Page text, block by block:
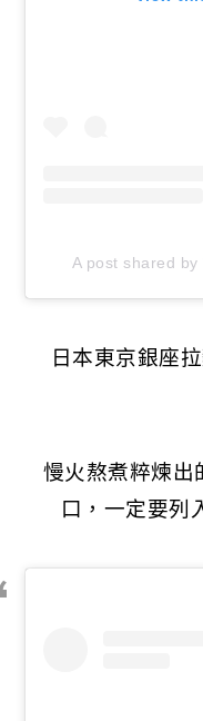
A post shared
日本東京銀座
慢火熬煮粹煉出
口，一定要列